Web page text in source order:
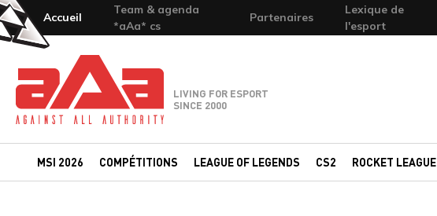
Accueil
Team & agenda
*aAa* cs
Partenaires
Lexique de
l'esport
Team-aAa - against All authority
LIVING FOR ESPORT
SINCE 2000
MSI 2026 COMPÉTITIONS LEAGUE OF LEGENDS CS2 ROCKET LEAGUE